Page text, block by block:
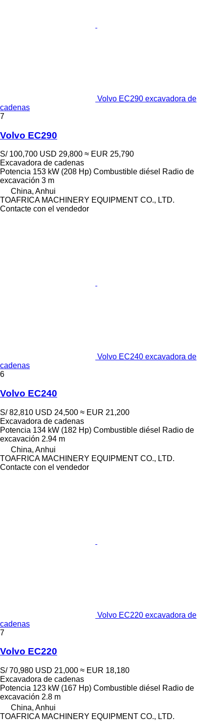
Volvo EC290 excavadora de
cadenas
7
Volvo EC290
S/ 100,700 USD 29,800 ≈ EUR 25,790
Excavadora de cadenas
Potencia 153 kW (208 Hp) Combustible diésel Radio de
excavación 3 m
China, Anhui
TOAFRICA MACHINERY EQUIPMENT CO., LTD.
Contacte con el vendedor
Volvo EC240 excavadora de
cadenas
6
Volvo EC240
S/ 82,810 USD 24,500 ≈ EUR 21,200
Excavadora de cadenas
Potencia 134 kW (182 Hp) Combustible diésel Radio de
excavación 2.94 m
China, Anhui
TOAFRICA MACHINERY EQUIPMENT CO., LTD.
Contacte con el vendedor
Volvo EC220 excavadora de
cadenas
7
Volvo EC220
S/ 70,980 USD 21,000 ≈ EUR 18,180
Excavadora de cadenas
Potencia 123 kW (167 Hp) Combustible diésel Radio de
excavación 2.8 m
China, Anhui
TOAFRICA MACHINERY EQUIPMENT CO., LTD.